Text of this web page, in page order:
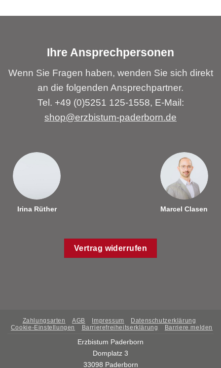
Ihre Ansprechpersonen
Wenn Sie Fragen haben, wenden Sie sich direkt
an die folgenden Ansprechpartner.
Tel. +49 (0)5251 125-1558, E-Mail:
shop@erzbistum-paderborn.de
Irina Rüther Marcel Clasen
Vertrag widerrufen
Zahlungsarten AGB Impressum
Datenschutzerklärung
Cookie-Einstellungen
Barrierefreiheitserklärung Barriere melden
Erzbistum Paderborn
Domplatz 3
33098 Paderborn